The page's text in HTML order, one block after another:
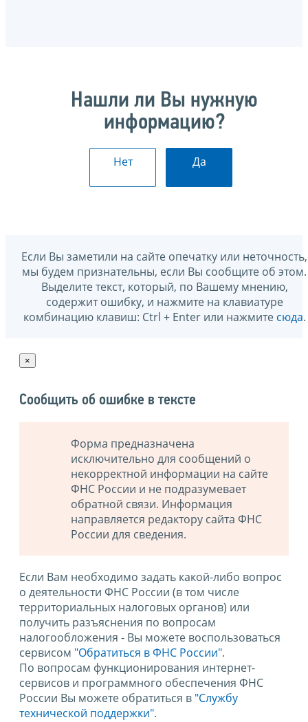
Нашли ли Вы нужную
информацию?
Нет Да
Если Вы заметили на сайте опечатку или неточность,
мы будем признательны, если Вы сообщите об этом.
Выделите текст, который, по Вашему мнению,
содержит ошибку, и нажмите на клавиатуре
комбинацию клавиш: Ctrl + Enter или нажмите сюда.
×
Сообщить об ошибке в тексте
Форма предназначена
исключительно для сообщений о
некорректной информации на сайте
ФНС России и не подразумевает
обратной связи. Информация
направляется редактору сайта ФНС
России для сведения.
Если Вам необходимо задать какой-либо вопрос
о деятельности ФНС России (в том числе
территориальных налоговых органов) или
получить разъяснения по вопросам
налогообложения - Вы можете воспользоваться
сервисом "Обратиться в ФНС России".
По вопросам функционирования интернет-
сервисов и программного обеспечения ФНС
России Вы можете обратиться в "Службу
технической поддержки".